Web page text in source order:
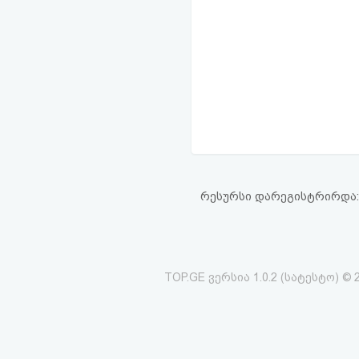
რესურსი დარეგისტრირდა:
TOP.GE ვერსია 1.0.2 (სატესტო) ©